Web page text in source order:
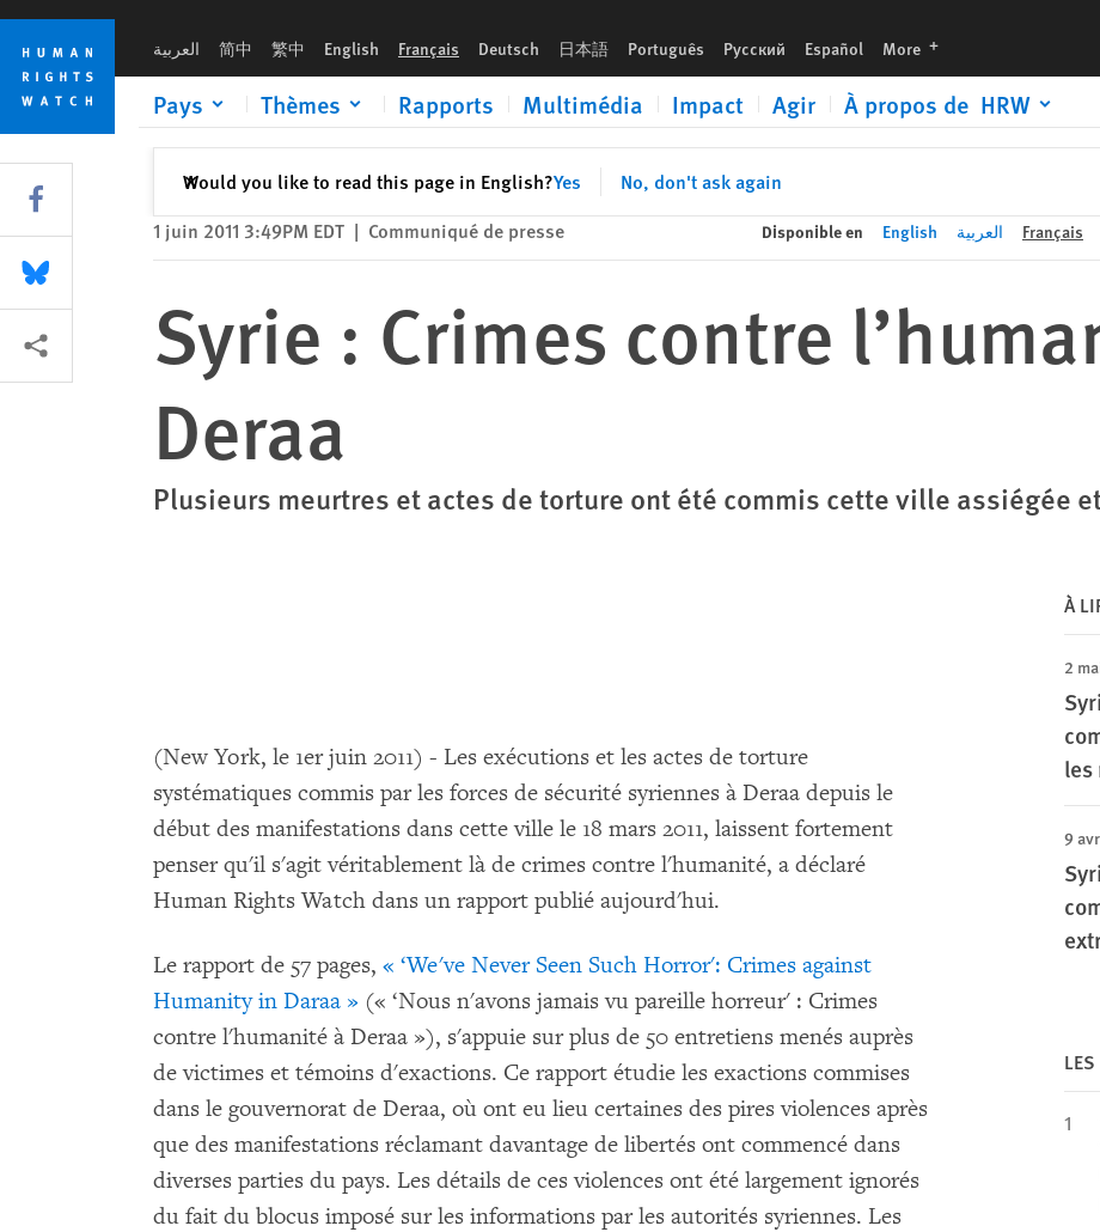
Skip
cookie
privacy
notice
Skip
main
content
العربية 简中 繁中 English Français Deutsch 日本語 Português Русский Español More languages
Pays Thèmes Rapports Multimédia Impact Agir À propos de HRW
Would you like to read this page in English?Yes No, don't ask again
✕Fermer
1 juin 2011 3:49PM EDT | Communiqué de presse Disponible en English العربية Français
Syrie : Crimes contre
Deraa
Plusieurs meurtres et actes de torture ont été commis cette ville assiégée
(New York, le 1er juin 2011) - Les exécutions et les actes de torture
systématiques commis par les forces de sécurité syriennes à Deraa depuis le
début des manifestations dans cette ville le 18 mars 2011, laissent fortement
penser qu'il s'agit véritablement là de crimes contre l'humanité, a déclaré
Human Rights Watch dans un rapport publié aujourd'hui.
Le rapport de 57 pages, « ‘We've Never Seen Such Horror': Crimes against
Humanity in Daraa » (« ‘Nous n'avons jamais vu pareille horreur' : Crimes
contre l'humanité à Deraa »), s'appuie sur plus de 50 entretiens menés auprès
de victimes et témoins d'exactions. Ce rapport étudie les exactions commises
dans le gouvernorat de Deraa, où ont eu lieu certaines des pires violences après
que des manifestations réclamant davantage de libertés ont commencé dans
diverses parties du pays. Les détails de ces violences ont été largement ignorés
du fait du blocus imposé sur les informations par les autorités syriennes. Les
À
2
les
9
Share this via Facebook
Share this via Bluesky
Share this via Partagez